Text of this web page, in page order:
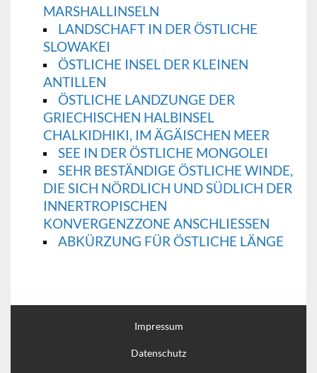
MARSHALLINSELN
LANDSCHAFT IN DER ÖSTLICHE
SLOWAKEI
ÖSTLICHE INSEL DER KLEINEN
ANTILLEN
ÖSTLICHE LANDZUNGE DER
GRIECHISCHEN HALBINSEL
CHALKIDHIKI, IM ÄGÄISCHEN MEER
SEE IN DER ÖSTLICHE MONGOLEI
SEHR BESTÄNDIGE ÖSTLICHE WINDE,
DIE SICH NÖRDLICH UND SÜDLICH DER
INNERTROPISCHEN
KONVERGENZZONE ANSCHLIESSEN
ABKÜRZUNG FÜR ÖSTLICHE LÄNGE
Impressum
Datenschutz